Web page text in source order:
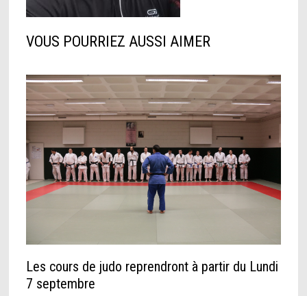
VOUS POURRIEZ AUSSI AIMER
Les cours de judo reprendront à partir du Lundi
7 septembre